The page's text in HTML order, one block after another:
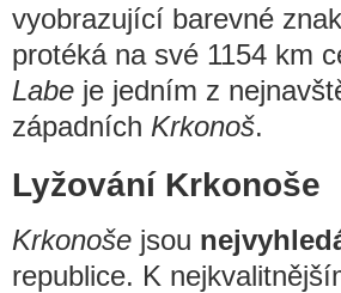
vyobrazující barevné
protéká na své 1154 km
Labe je jedním z
západních Krkonoš.
Lyžování Krkonoše
Krkonoše jsou
republice. K